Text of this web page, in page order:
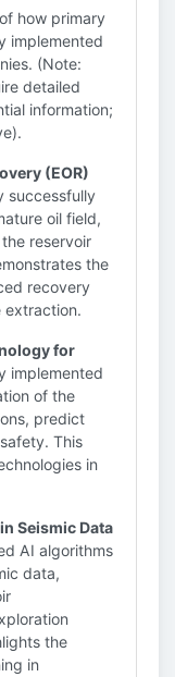
how primary
implemented
(Note:
detailed
information;
(EOR)
successfully
oil field,
reservoir
the
recovery
extraction.
for
implemented
of the
predict
This
in
Seismic Data
AI algorithms
data,
the
in